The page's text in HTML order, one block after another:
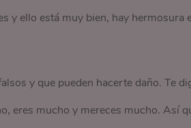
y ello está muy bien, hay hermosura
y que pueden hacerte daño. Te
eres mucho y mereces mucho. Así